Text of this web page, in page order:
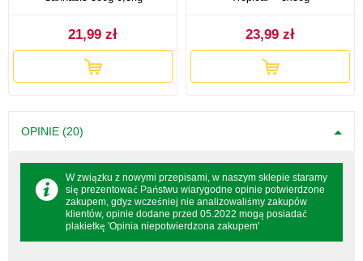
21,99 zł 23,99 zł
OPINIE (20)
W związku z nowymi przepisami, w naszym sklepie staramy
się prezentować Państwu wiarygodne opinie potwierdzone
zakupem, gdyż wcześniej nie analizowaliśmy zakupów
klientów, opinie dodane przed 05.2022 mogą posiadać
plakietkę 'Opinia niepotwierdzona zakupem'